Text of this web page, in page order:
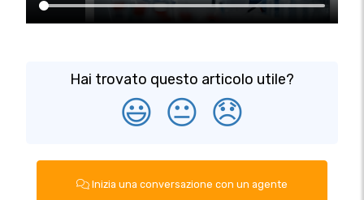
Hai trovato questo articolo utile?
😃 😐 😞
Inizia una conversazione con un agente